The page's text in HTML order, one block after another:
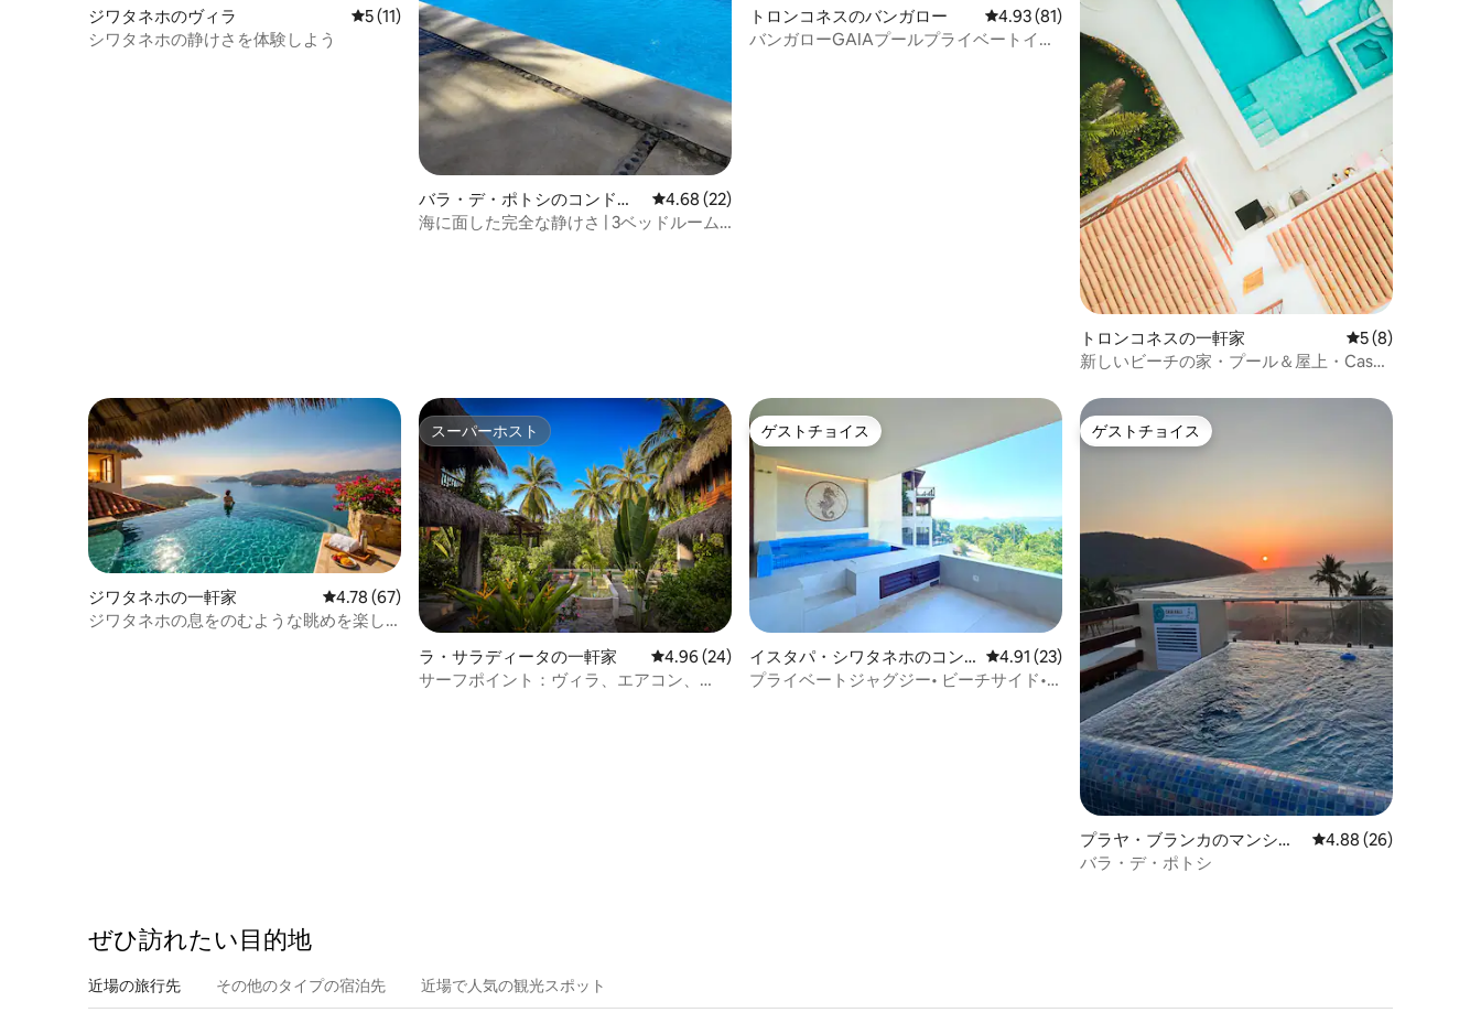
ジワタネホのヴィラ レビュー11件、5つ星中5つ星の平均評価
5 (11)
シワタネホの静けさを体験しよう
バラ・デ・ポトシのコンドミ
ニアム
レビュー22件、5つ星中4.68つ星の平均評価
4.68 (22)
海に面した完全な静けさ | 3ベッドルーム
トロンコネスのバンガロー レビュー81件、5つ星中4.93つ星の平均評価
4.93 (81)
バンガローGAIAプールプライベートイン
トロンコネスの一軒家 レビュー8件、5
5 (8)
新しいビーチの家・プール＆屋上・Casa
ジワタネホの一軒家 レビュー67件、5つ星中4.78つ星の平均評価
4.78 (67)
ジワタネホの息をのむような眺めを楽し
スーパーホスト
スーパーホスト
ラ・サラディータの一軒家 レビュー24件、5つ星中4.96つ星の平均評価
4.96 (24)
サーフポイント：ヴィラ、エアコン、
ゲストチョイス
ゲストチョイス
イスタパ・シワタネホのコン
ドミニアム
レビュー23件、5つ星中4.91つ星の平均評価
4.91 (23)
プライベートジャグジー• ビーチサイド•
ゲストチョイス
ゲストチョイス
プラヤ・ブランカのマンショ
ン・アパート
レビュー26件、5つ星
4.88 (26)
バラ・デ・ポトシ
ぜひ訪⁠れ⁠た⁠い目⁠的⁠地
近場の旅行先 その他のタ⁠イ⁠プ⁠の宿⁠泊⁠先 近場で人気の観光スポット